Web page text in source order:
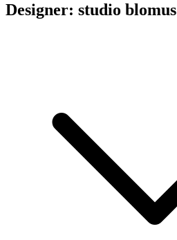
Designer: studio blomus